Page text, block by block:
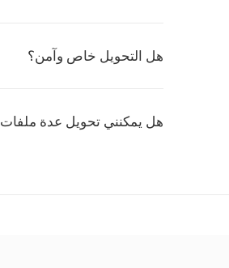
هل التحويل خاص وآمن؟
هل يمكنني تحويل عدة ملفات FLV دفعة واحدة؟